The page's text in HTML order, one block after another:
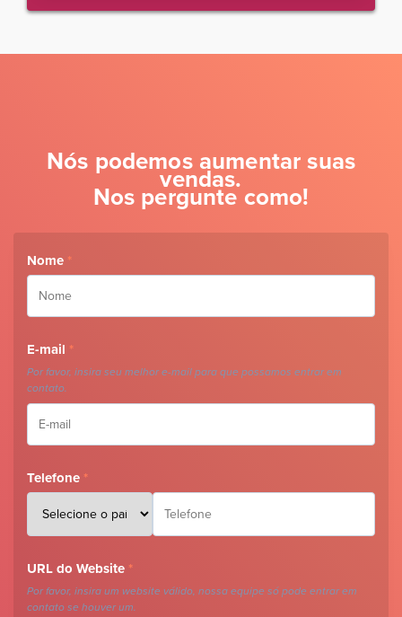
Nós podemos aumentar suas
vendas.
Nos pergunte como!
Nome *
E-mail *
Por favor, insira seu melhor e-mail para que possamos entrar em
contato.
Telefone *
URL do Website *
Por favor, insira um website válido, nossa equipe só pode entrar em
contato se houver um.